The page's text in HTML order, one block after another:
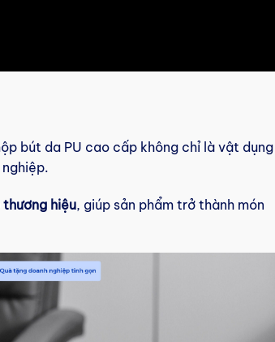
bút da PU cao cấp không chỉ là vật dụng
hiệu, giúp sản phẩm trở thành món